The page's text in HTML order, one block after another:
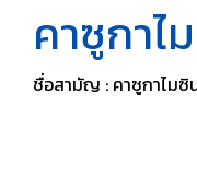
คาซูกาไ
ชื่อสามัญ : คาซูกาไมซิ